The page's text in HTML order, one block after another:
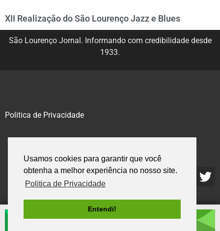
Usamos cookies para garantir que você
obtenha a melhor experiência no nosso site.
Politica de Privacidade
Entendi!
XII Realização do São Lourenço Jazz e Blues
São Lourenço Jornal. Informando com credibilidade desde
1933.
Politica de Privacidade